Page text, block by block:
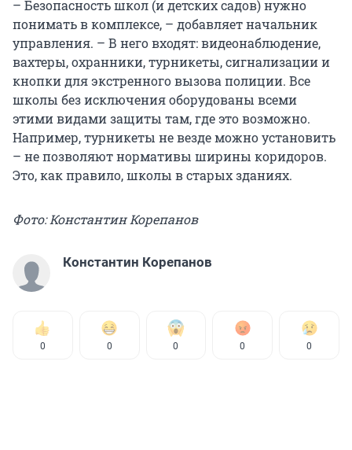
– Безопасность школ (и детских садов) нужно
понимать в комплексе, – добавляет начальник
управления. – В него входят: видеонаблюдение,
вахтеры, охранники, турникеты, сигнализации и
кнопки для экстренного вызова полиции. Все
школы без исключения оборудованы всеми
этими видами защиты там, где это возможно.
Например, турникеты не везде можно установить
– не позволяют нормативы ширины коридоров.
Это, как правило, школы в старых зданиях.
Фото: Константин Корепанов
Константин Корепанов
0 0 0 0 0